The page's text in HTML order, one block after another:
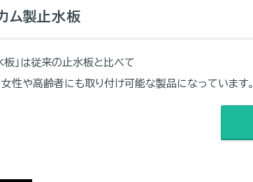
ム製止水板
板」は従来の止水板と比べて
、女性や高齢者にも取り付け可能な製品になっています。